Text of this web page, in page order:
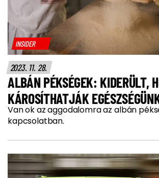
INSIDER
2023. 11. 28.
ALBÁN PÉKSÉGEK: KIDERÜLT,
KÁROSÍTHATJÁK
Van ok az aggodalomra az albán
kapcsolatban.